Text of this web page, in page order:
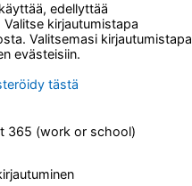
edellyttää
kirjautumistapa
Valitsemasi kirjautumistapa
evästeisiin.
tästä
365 (work or school)